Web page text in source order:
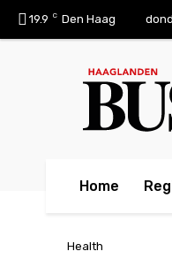
19.9 C Den Haag
Home
Health